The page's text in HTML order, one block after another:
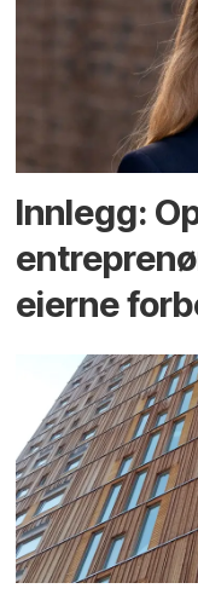
Innlegg:
eierne